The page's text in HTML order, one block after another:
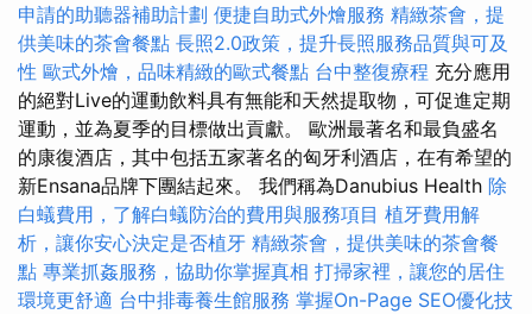
申請的助聽器補助計劃 便捷自助式外燴服務 精緻茶會，提
供美味的茶會餐點 長照2.0政策，提升長照服務品質與可及
性 歐式外燴，品味精緻的歐式餐點 台中整復療程 充分應用
的絕對Live的運動飲料具有無能和天然提取物，可促進定期
運動，並為夏季的目標做出貢獻。 歐洲最著名和最負盛名
的康復酒店，其中包括五家著名的匈牙利酒店，在有希望的
新Ensana品牌下團結起來。 我們稱為Danubius Health 除
白蟻費用，了解白蟻防治的費用與服務項目 植牙費用解
析，讓你安心決定是否植牙 精緻茶會，提供美味的茶會餐
點 專業抓姦服務，協助你掌握真相 打掃家裡，讓您的居住
環境更舒適 台中排毒養生館服務 掌握On-Page SEO優化技